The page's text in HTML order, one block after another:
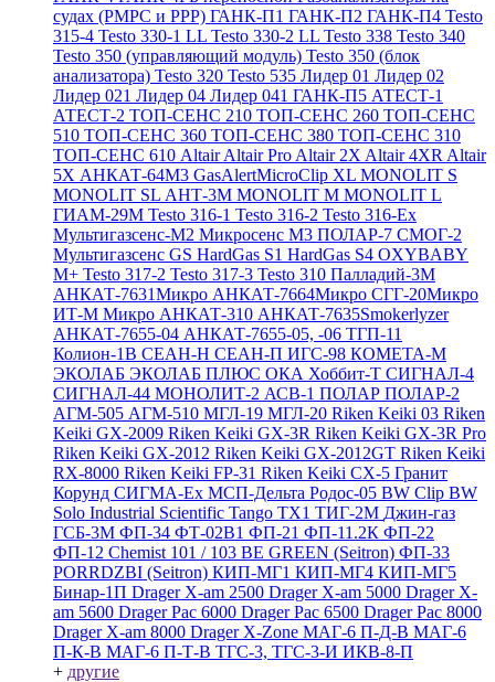
судах (РМРС и РРР) ГАНК-П1 ГАНК-П2 ГАНК-П4 Testo
315-4 Testo 330-1 LL Testo 330-2 LL Testo 338 Testo 340
Testo 350 (управляющий модуль) Testo 350 (блок
анализатора) Testo 320 Testo 535 Лидер 01 Лидер 02
Лидер 021 Лидер 04 Лидер 041 ГАНК-П5 АТЕСТ-1
АТЕСТ-2 ТОП-СЕНС 210 ТОП-СЕНС 260 ТОП-СЕНС
510 ТОП-СЕНС 360 ТОП-СЕНС 380 ТОП-СЕНС 310
ТОП-СЕНС 610 AltairAltair Pro Altair 2X Altair 4XR Altair
5X АНКАТ-64М3 GasAlertMicroClip XL MONOLIT S
MONOLIT SL АНТ-3М MONOLIT M MONOLIT L
ГИАМ-29М Testo 316-1 Testo 316-2 Testo 316-Ex
Мультигазсенс-М2 Микросенс М3 ПОЛАР-7 СМОГ-2
Мультигазсенс GS HardGas S1 HardGas S4 OXYBABY
M+ Testo 317-2 Testo 317-3 Testo 310 Палладий-3М
АНКАТ-7631Микро АНКАТ-7664Микро СГГ-20Микро
ИТ-М Микро АНКАТ-310 АНКАТ-7635Smokerlyzer
АНКАТ-7655-04 АНКАТ-7655-05, -06 ТГП-11
Колион-1В СЕАН-Н СЕАН-П ИГС-98 КОМЕТА-М
ЭКОЛАБ ЭКОЛАБ ПЛЮС ОКА Хоббит-Т СИГНАЛ-4
СИГНАЛ-44 МОНОЛИТ-2 АСВ-1 ПОЛАР ПОЛАР-2
АГМ-505 АГМ-510 МГЛ-19 МГЛ-20 Riken Keiki 03 Riken
Keiki GX-2009 Riken Keiki GX-3R Riken Keiki GX-3R Pro
Riken Keiki GX-2012 Riken Keiki GX-2012GT Riken Keiki
RX-8000 Riken Keiki FP-31 Riken Keiki CX-5 Гранит
Корунд СИГМА-Ех МСП-Дельта Родос-05 BW Clip BW
Solo Industrial Scientific Tango TX1 ТИГ-2М Джин-газ
ГСБ-3М ФП-34 ФТ-02В1 ФП-21 ФП-11.2К ФП-22
ФП-12 Chemist 101 / 103 BE GREEN (Seitron) ФП-33
PORRDZBI (Seitron) КИП-МГ1 КИП-МГ4 КИП-МГ5
Бинар-1П Drager X-am 2500 Drager X-am 5000 Drager X-
am 5600 Drager Pac 6000 Drager Pac 6500 Drager Pac 8000
Drager X-am 8000 Drager X-Zone МАГ-6 П-Д-В МАГ-6
П-К-В МАГ-6 П-Т-В ТГС-3, ТГС-3-И ИКВ-8-П
+ другие